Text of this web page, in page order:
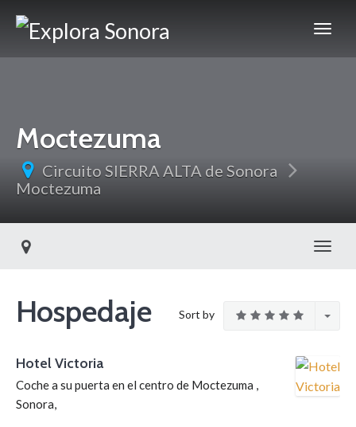
Moctezuma
Circuito SIERRA ALTA de Sonora
Moctezuma
Hospedaje Sort by
Hotel Victoria
Coche a su puerta en el centro de Moctezuma ,
Sonora,